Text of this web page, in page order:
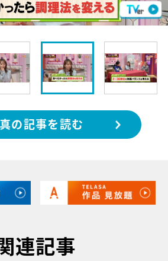
の記事を読む
連記事